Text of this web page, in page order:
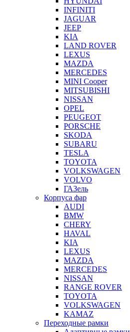
INFINITI
JAGUAR
JEEP
KIA
LAND ROVER
LEXUS
MAZDA
MERCEDES
MINI Cooper
MITSUBISHI
NISSAN
OPEL
PEUGEOT
PORSCHE
SKODA
SUBARU
TESLA
TOYOTA
VOLKSWAGEN
VOLVO
ГАЗель
Корпуса фар
AUDI
BMW
CHERY
HAVAL
KIA
LEXUS
MAZDA
MERCEDES
NISSAN
RANGE ROVER
TOYOTA
VOLKSWAGEN
KAMAZ
Переходные рамки